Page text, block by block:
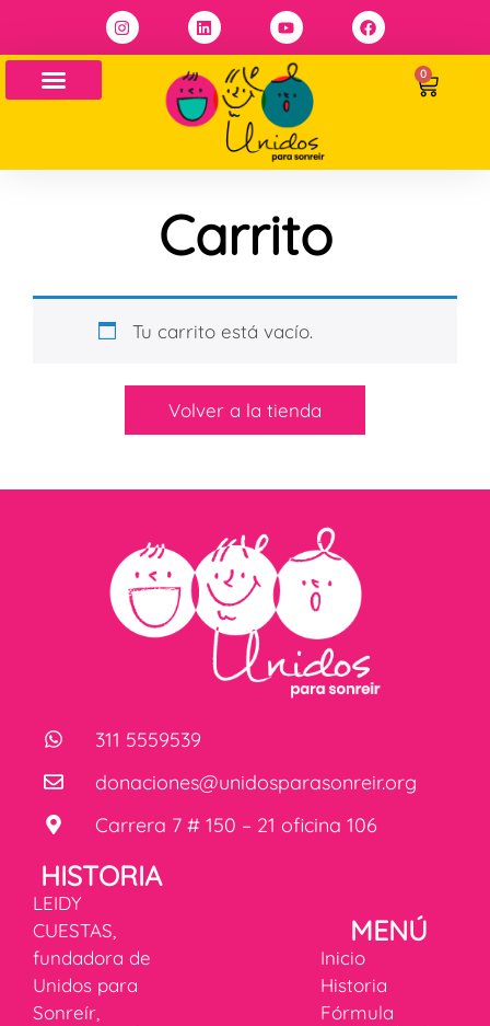
0
Carrito
Tu carrito está vacío.
Volver a la tienda
311 5559539
donaciones@unidosparasonreir.org
Carrera 7 # 150 – 21 oficina 106
HISTORIA
LEIDY
CUESTAS,
fundadora de
Unidos para
Sonreír,
MENÚ
Inicio
Historia
Fórmula